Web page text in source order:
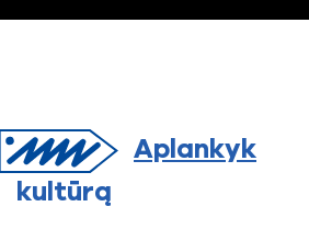
Aplankyk
kultūrą